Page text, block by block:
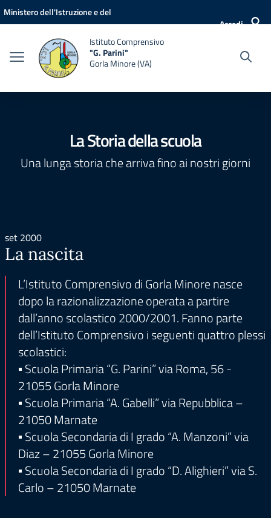
Vai ai contenuti
Vai al menu di navigazione
Vai al footer
Ministero dell'Istruzione e del
Accedi
Istituto Comprensivo
"G. Parini"
Gorla Minore (VA)
La Storia della scuola
Una lunga storia che arriva fino ai nostri giorni
set 2000
La nascita
L’Istituto Comprensivo di Gorla Minore nasce
dopo la razionalizzazione operata a partire
dall’anno scolastico 2000/2001. Fanno parte
dell’Istituto Comprensivo i seguenti quattro plessi
scolastici:
▪ Scuola Primaria “G. Parini” via Roma, 56 -
21055 Gorla Minore
▪ Scuola Primaria “A. Gabelli” via Repubblica –
21050 Marnate
▪ Scuola Secondaria di I grado “A. Manzoni” via
Diaz – 21055 Gorla Minore
▪ Scuola Secondaria di I grado “D. Alighieri” via S.
Carlo – 21050 Marnate